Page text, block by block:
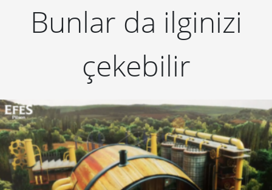
Bunlar da ilginizi
çekebilir